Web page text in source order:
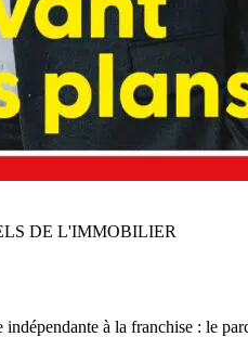
DE L'IMMOBILIER
indépendante à la franchise : le